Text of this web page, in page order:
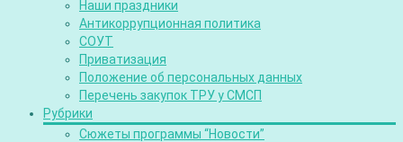
Наши праздники
Антикоррупционная политика
СОУТ
Приватизация
Положение об персональных данных
Перечень закупок ТРУ у СМСП
Рубрики
Сюжеты программы “Новости”